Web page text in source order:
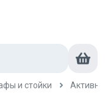
и стойки